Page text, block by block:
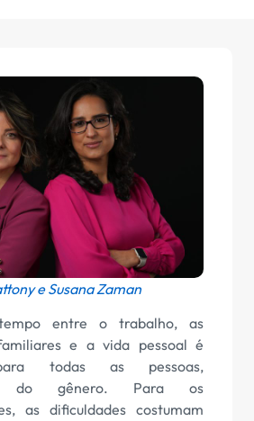
eSusana Zaman
entre o trabalho, as
e a vida pessoal é
todas as pessoas,
do gênero. Para os
as dificuldades costumam